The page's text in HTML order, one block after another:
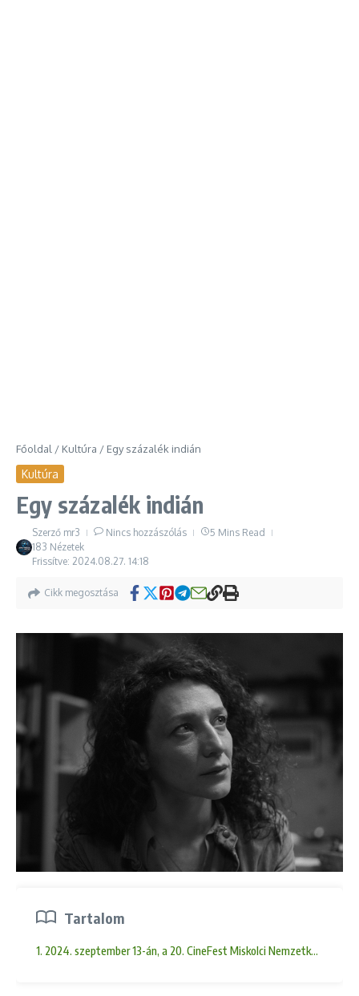
Főoldal / Kultúra / Egy százalék indián
Kultúra
Egy százalék indián
Szerző mr3 Nincs hozzászólás
5 Mins Read
183 Nézetek
Frissítve: 2024.08.27. 14:18
Cikk megosztása
Tartalom
1. 2024. szeptember 13-án, a 20. CineFest Miskolci Nemzetközi